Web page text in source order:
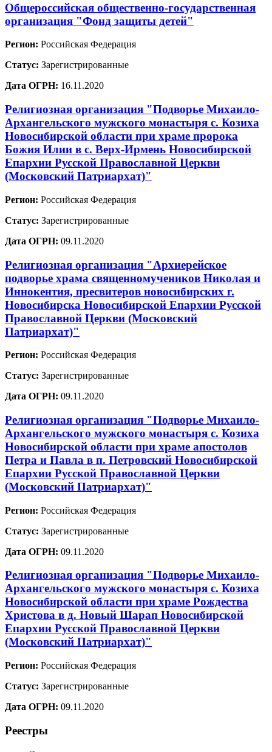
Общероссийская общественно-государственная
организация "Фонд защиты детей"
Регион: Российская Федерация
Статус: Зарегистрированные
Дата ОГРН: 16.11.2020
Религиозная организация "Подворье Михаило-
Архангельского мужского монастыря с. Козиха
Новосибирской области при храме пророка
Божия Илии в с. Верх-Ирмень Новосибирской
Епархии Русской Православной Церкви
(Московский Патриархат)"
Регион: Российская Федерация
Статус: Зарегистрированные
Дата ОГРН: 09.11.2020
Религиозная организация "Архиерейское
подворье храма священномучеников Николая и
Иннокентия, пресвитеров новосибирских г.
Новосибирска Новосибирской Епархии Русской
Православной Церкви (Московский
Патриархат)"
Регион: Российская Федерация
Статус: Зарегистрированные
Дата ОГРН: 09.11.2020
Религиозная организация "Подворье Михаило-
Архангельского мужского монастыря с. Козиха
Новосибирской области при храме апостолов
Петра и Павла в п. Петровский Новосибирской
Епархии Русской Православной Церкви
(Московский Патриархат)"
Регион: Российская Федерация
Статус: Зарегистрированные
Дата ОГРН: 09.11.2020
Религиозная организация "Подворье Михаило-
Архангельского мужского монастыря с. Козиха
Новосибирской области при храме Рождества
Христова в д. Новый Шарап Новосибирской
Епархии Русской Православной Церкви
(Московский Патриархат)"
Регион: Российская Федерация
Статус: Зарегистрированные
Дата ОГРН: 09.11.2020
Реестры